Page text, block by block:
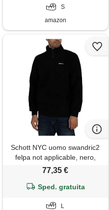
S
amazon
Schott NYC uomo swandric2
felpa not applicable, nero,
large
77,35 €
Sped. gratuita
L